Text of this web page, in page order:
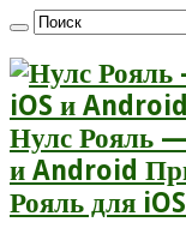
Нулс Рояль —
и Android
Рояль для